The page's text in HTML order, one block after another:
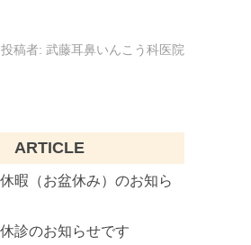
投稿者: 武藤耳鼻いんこう科医院
ARTICLE
暇（お盆休み）のお知ら
診のお知らせです